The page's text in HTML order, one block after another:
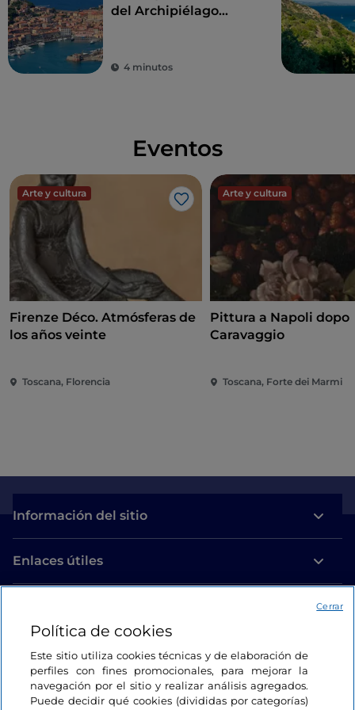
del Archipiélago
4 minutos
Eventos
Arte y cultura
Me gusta
Firenze Déco. Atmósferas de
los años veinte
Toscana, Florencia
Arte y cultura
Pittura a Napoli dopo
Caravaggio
Toscana, Forte dei Marmi
Información del sitio
Enlaces útiles
Estamos en contacto
Política de cookies
Este sitio utiliza cookies técnicas y de elaboración de
perfiles con fines promocionales, para mejorar la
navegación por el sitio y realizar análisis agregados.
Puede decidir qué cookies (divididas por categorías)
Cerrar